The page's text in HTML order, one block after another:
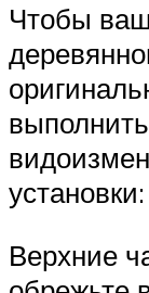
Чтобы
установки:
Верхние